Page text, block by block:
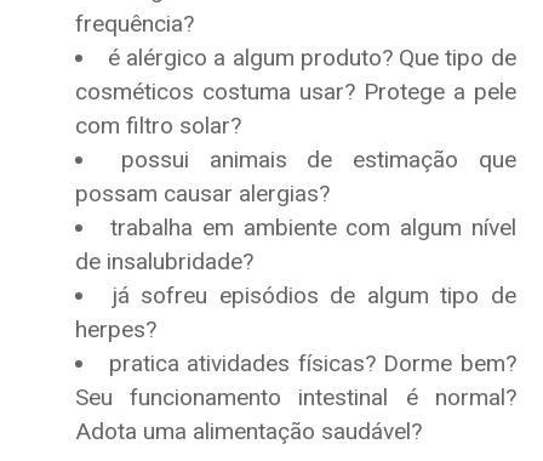
frequência?
é alérgico a algum produto? Que tipo de
cosméticos costuma usar? Protege a pele
com filtro solar?
possui animais de estimação que
possam causar alergias?
trabalha em ambiente com algum nível
de insalubridade?
já sofreu episódios de algum tipo de
herpes?
pratica atividades físicas? Dorme bem?
Seu funcionamento intestinal é normal?
Adota uma alimentação saudável?